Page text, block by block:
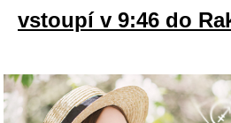
vstoupí v 9:46 do